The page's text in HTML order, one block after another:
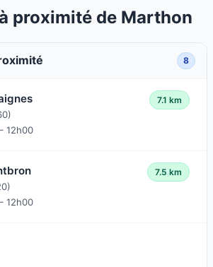
proximité de Marthon
8
7.1 km
12h00
7.5 km
12h00